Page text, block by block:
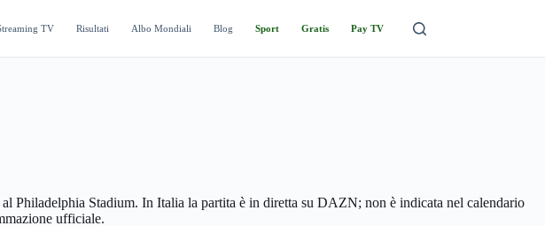
TV Risultati Albo Mondiali Blog Sport Gratis Pay TV
Philadelphia Stadium. In Italia la partita è in diretta su DAZN; non è indicata nel calendario
ufficiale.